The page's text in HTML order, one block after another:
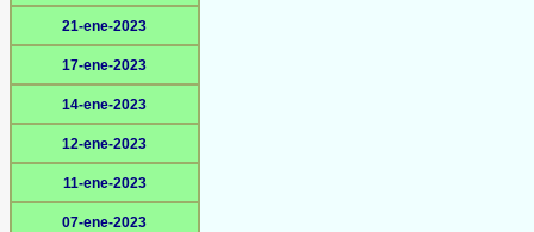
21-ene-2023
17-ene-2023
14-ene-2023
12-ene-2023
11-ene-2023
07-ene-2023